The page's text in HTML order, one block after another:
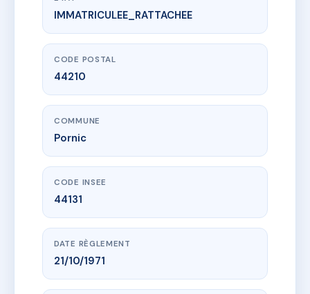
www.vme.plus/AC6571558
CLAIR VAL
14 r philippe de vogue
IMMATRICULEE_RATTACHEE
CODE POSTAL
44210
COMMUNE
Pornic
CODE INSEE
44131
DATE RÈGLEMENT
21/10/1971